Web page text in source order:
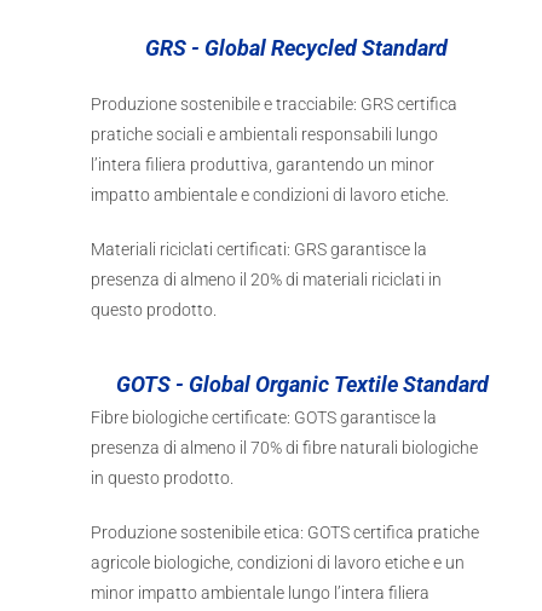
GRS - Global Recycled Standard
Produzione sostenibile e tracciabile: GRS certifica
pratiche sociali e ambientali responsabili lungo
l’intera filiera produttiva, garantendo un minor
impatto ambientale e condizioni di lavoro etiche.
Materiali riciclati certificati: GRS garantisce la
presenza di almeno il 20% di materiali riciclati in
questo prodotto.
GOTS - Global Organic Textile Standard
Fibre biologiche certificate: GOTS garantisce la
presenza di almeno il 70% di fibre naturali biologiche
in questo prodotto.
Produzione sostenibile etica: GOTS certifica pratiche
agricole biologiche, condizioni di lavoro etiche e un
minor impatto ambientale lungo l’intera filiera